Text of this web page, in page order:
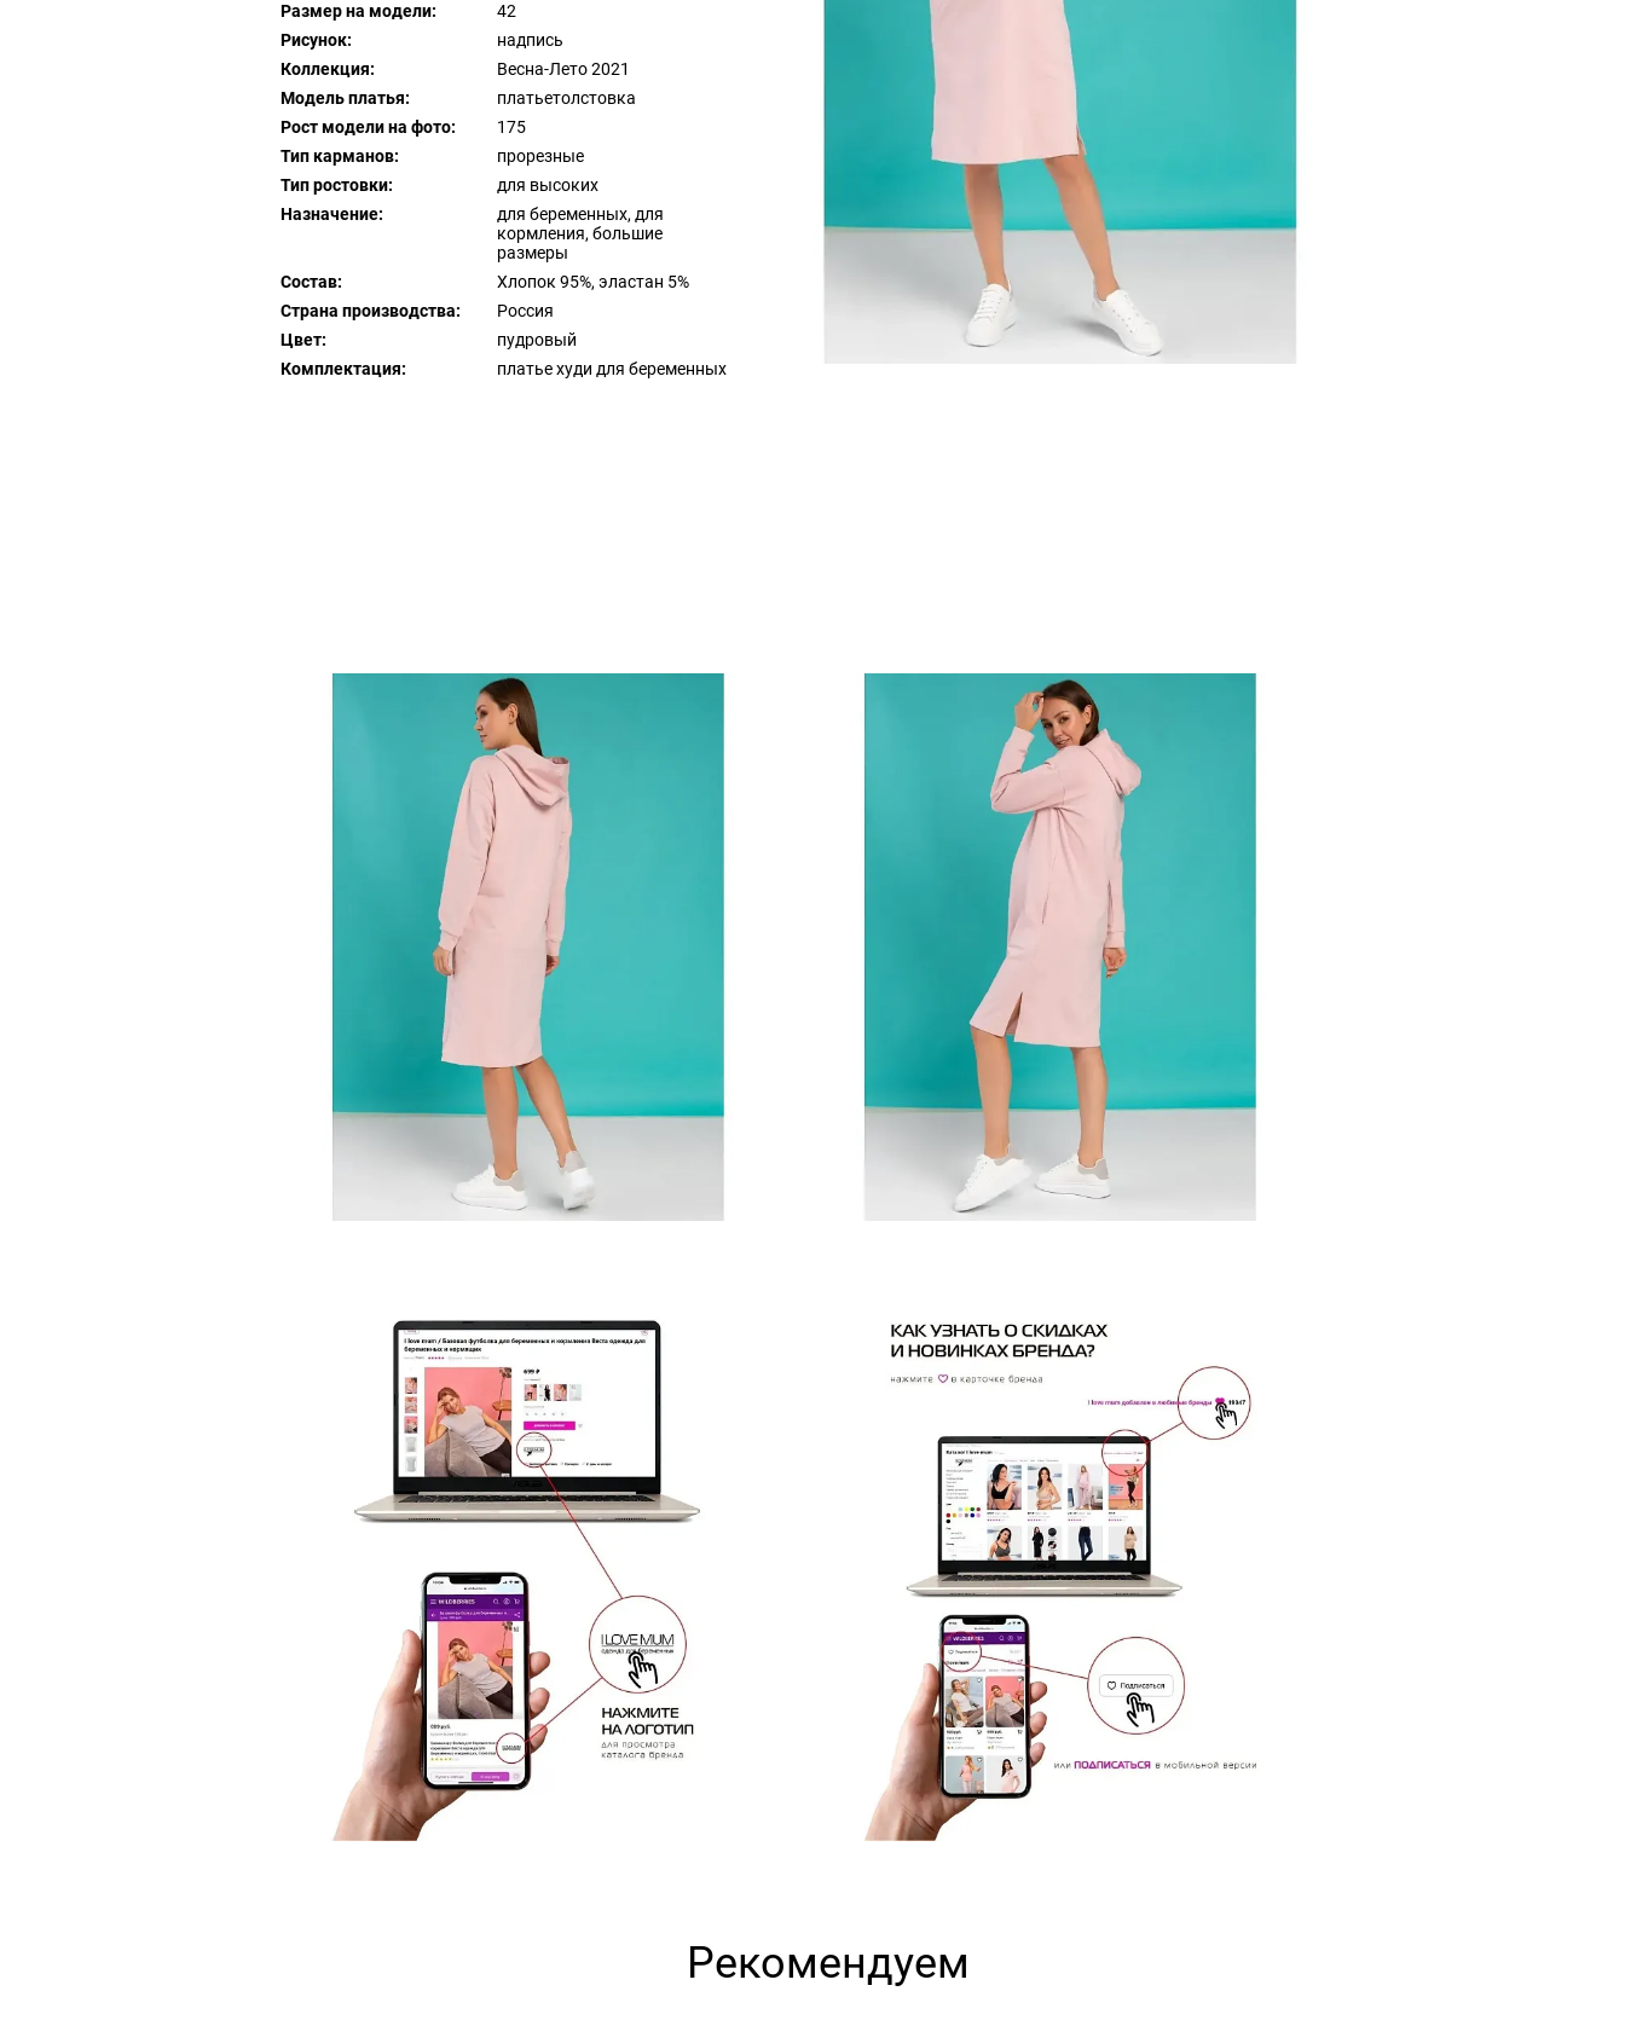
Размер на модели:
42
Рисунок:
надпись
Коллекция:
Весна-Лето 2021
Модель платья:
платьетолстовка
Рост модели на фото:
175
Тип карманов:
прорезные
Тип ростовки:
для высоких
Назначение:
для беременных, для
кормления, большие
размеры
Состав:
Хлопок 95%, эластан 5%
Страна производства:
Россия
Цвет:
пудровый
Комплектация:
платье худи для беременных
Рекомендуем